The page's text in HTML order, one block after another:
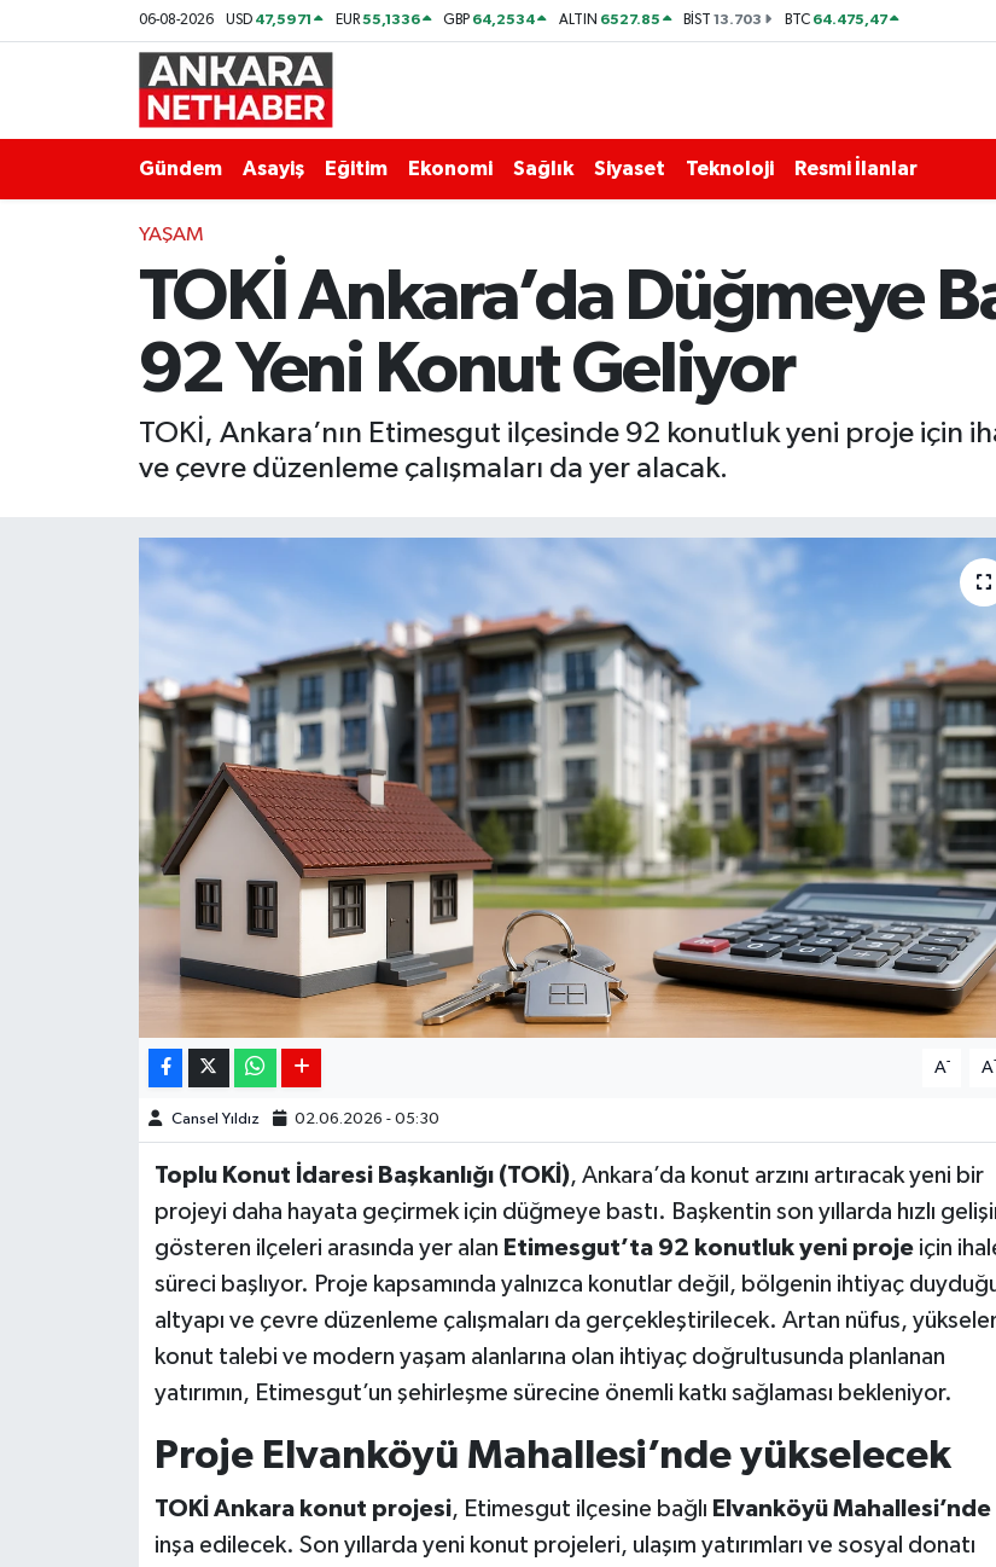
06-08-2026 USD 47,5971 EUR55,1336 GBP 64,2534 ALTIN 6527.85 BİST13.703 BTC 64.475,47
Gündem Asayiş Eğitim Ekonomi Sağlık Siyaset Teknoloji Resmi İlanlar
YAŞAM
TOKİ Ankara’da Düğmeye
92 Yeni Konut Geliyor
TOKİ, Ankara’nın Etimesgut ilçesinde 92 konutluk yeni proje için
ve çevre düzenleme çalışmaları da yer alacak.
A- A
Cansel Yıldız 02.06.2026 - 05:30
Toplu Konut İdaresi Başkanlığı (TOKİ), Ankara’da konut arzını artıracak yeni bir
projeyi daha hayata geçirmek için düğmeye bastı. Başkentin son yıllarda hızlı
gösteren ilçeleri arasında yer alan Etimesgut’ta 92 konutluk yeni projeiçin
süreci başlıyor. Proje kapsamında yalnızca konutlar değil, bölgenin ihtiyaç
altyapı ve çevre düzenleme çalışmaları da gerçekleştirilecek. Artan nüfus,
konut talebi ve modern yaşam alanlarına olan ihtiyaç doğrultusunda planlanan
yatırımın, Etimesgut’un şehirleşme sürecine önemli katkı sağlaması bekleniyor.
Proje Elvanköyü Mahallesi’nde yükselecek
TOKİ Ankara konut projesi, Etimesgut ilçesine bağlı Elvanköyü Mahallesi’nde
inşa edilecek. Son yıllarda yeni konut projeleri, ulaşım yatırımları ve sosyal donatı
Ekonomi
Gündem
Kim Kimdir Nereli
Resmi İlanlar
Siyaset
Teknoloji
Ankara Hava Durumu
Tüm Manşetler
Son Dakika Haberleri
Haber Arşivi